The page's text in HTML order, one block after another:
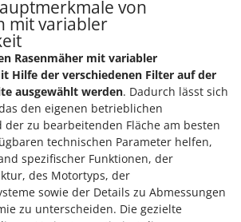
von
mit variabler
Rasenmäher mit variabler
Hilfe der verschiedenen Filter auf der
ausgewählt werden. Dadurch lässt sich
den eigenen betrieblichen
zu bearbeitenden Fläche am besten
technischen Parameter helfen,
spezifischer Funktionen, der
des Motortyps, der
sowie der Details zu Abmessungen
zu unterscheiden. Die gezielte